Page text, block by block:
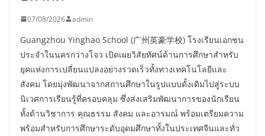
07/08/2026 admin
Guangzhou Yinghao School (广州英豪学校) โรงเรียนเอกชน
ประจำในนครกว่างโจว เปิดเผยวิสัยทัศน์ด้านการศึกษาสำหรับ
ยุคแห่งการเปลี่ยนแปลงอย่างรวดเร็วทั้งทางเทคโนโลยีและ
สังคม โดยมุ่งพัฒนาจากสถานศึกษาในรูปแบบดั้งเดิมไปสู่ระบบ
นิเวศการเรียนรู้ที่ครอบคลุม ซึ่งส่งเสริมพัฒนาการของนักเรียน
ทั้งด้านวิชาการ คุณธรรม สังคม และอารมณ์ พร้อมเตรียมความ
พร้อมสำหรับการศึกษาระดับอุดมศึกษาทั้งในประเทศจีนและทั่ว